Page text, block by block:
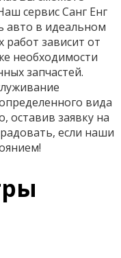
сервис Санг Енг
авто в идеальном
зависит от
необходимости
запчастей.
вида
оставив заявку на
если наши